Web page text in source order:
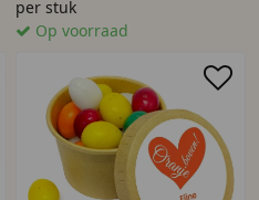
per stuk
Op voorraad